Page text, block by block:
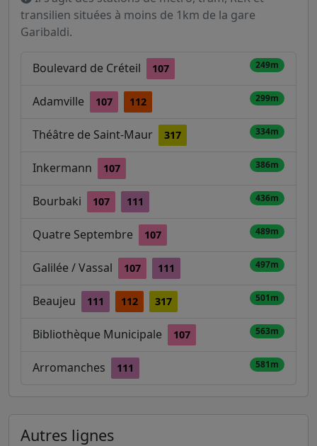
transilien situées à moins de 1km de la gare
Garibaldi.
Boulevard de Créteil 107 249m
Adamville 107 112 299m
Théâtre de Saint-Maur 317 334m
Inkermann 107 386m
Bourbaki 107 111 436m
Quatre Septembre 107 489m
Galilée / Vassal 107 111 497m
Beaujeu 111 112 317 501m
Bibliothèque Municipale 107 563m
Arromanches 111 581m
Autres lignes